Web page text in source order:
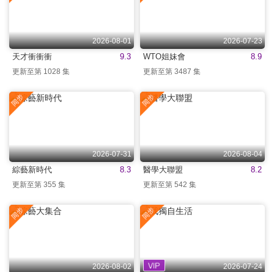
2026-08-01
9.3
天才衝衝衝
更新至第 1028 集
2026-07-23
8.9
WTO姐妹會
更新至第 3487 集
2026-07-31
8.3
綜藝新時代
更新至第 355 集
2026-08-04
8.2
醫學大聯盟
更新至第 542 集
2026-08-02 2026-07-24